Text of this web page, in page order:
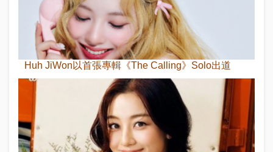
Huh JiWon以首張專輯《The Calling》Solo出道